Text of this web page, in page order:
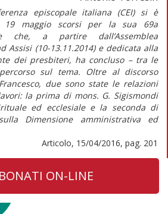
episcopale italiana (CEI) si è
maggio scorsi per la sua 69a
che, a partire dall’Assemblea
Assisi (10-13.11.2014) e dedicata alla
dei presbiteri, ha concluso – tra le
sul tema. Oltre al discorso
due sono state le relazioni
la prima di mons. G. Sigismondi
ed ecclesiale e la seconda di
Dimensione amministrativa ed
Articolo, 15/04/2016, pag. 201
ON-LINE